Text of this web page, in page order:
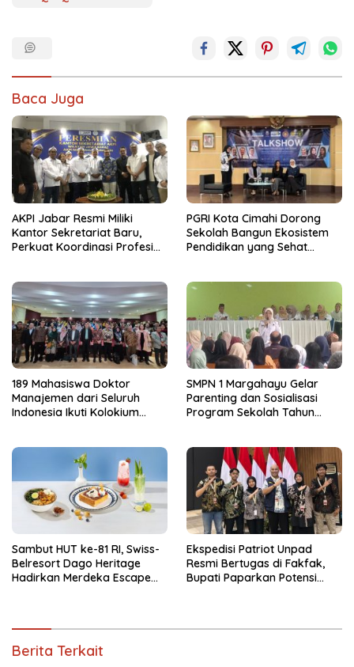
Baca Juga
AKPI Jabar Resmi Miliki
Kantor Sekretariat Baru,
Perkuat Koordinasi Profesi
PGRI Kota Cimahi Dorong
Sekolah Bangun Ekosistem
Pendidikan yang Sehat
189 Mahasiswa Doktor
Manajemen dari Seluruh
Indonesia Ikuti Kolokium
SMPN 1 Margahayu Gelar
Parenting dan Sosialisasi
Program Sekolah Tahun
Sambut HUT ke-81 RI, Swiss-
Belresort Dago Heritage
Hadirkan Merdeka Escape
Ekspedisi Patriot Unpad
Resmi Bertugas di Fakfak,
Bupati Paparkan Potensi
Berita Terkait